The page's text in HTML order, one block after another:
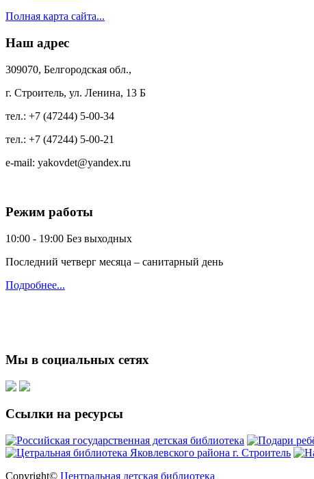
Полная карта сайта...
Наш адрес
309070, Белгородская обл.,
г. Строитель, ул. Ленина, 13 Б
тел.: +7 (47244) 5-00-34
тел.: +7 (47244) 5-00-21
e-mail: yakovdet@yandex.ru
Режим работы
10:00 - 19:00 Без выходных
Последний четверг месяца – санитарный день
Подробнее...
Мы в социальных сетях
Ссылки на ресурсы
Copyright© Центральная детская библиотека